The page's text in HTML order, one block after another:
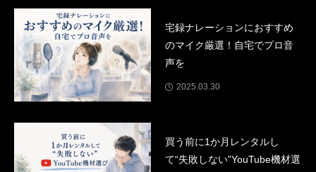
宅録ナレーションにおすすめ
のマイク厳選！自宅でプロ音
声を
2025.03.30
買う前に1か月レンタルし
て“失敗しない”YouTube機材選